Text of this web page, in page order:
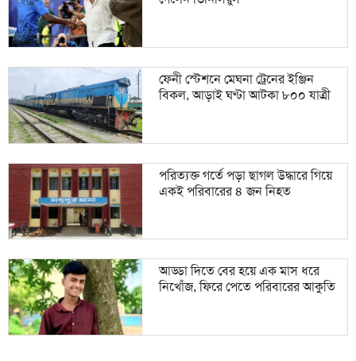
ফেনী স্টেশনে মেঘনা ট্রেনের ইঞ্জিন
বিকল, আড়াই ঘণ্টা আটকা ৮০০ যাত্রী
পরিত্যক্ত গর্তে পড়া ছাগল উদ্ধারে গিয়ে
একই পরিবারের ৪ জন নিহত
আড্ডা দিতে বের হয়ে এক মাস ধরে
নিখোঁজ, ফিরে পেতে পরিবারের আকুতি